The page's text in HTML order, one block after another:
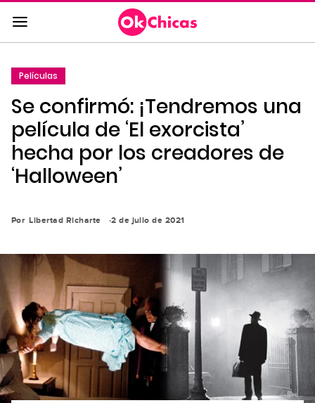
Saltar
al
contenido
a
la
navegación
principal
Películas
Se confirmó: ¡Tendremos una
película de ‘El exorcista’
hecha por los creadores de
‘Halloween’
Por Libertad Richarte 2 de julio de 2021